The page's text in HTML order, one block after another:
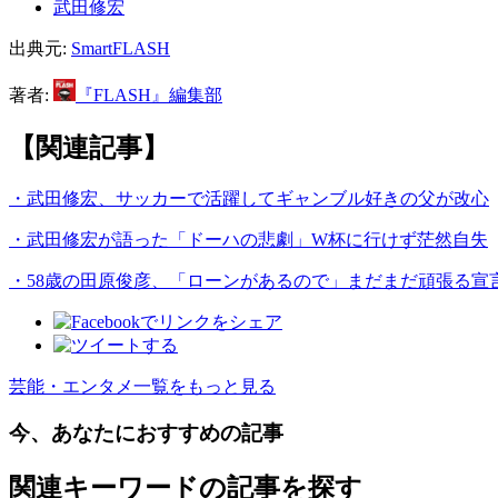
武田修宏
出典元: SmartFLASH
著者: 『FLASH』編集部
【関連記事】
・武田修宏、サッカーで活躍してギャンブル好きの父が改心
・武田修宏が語った「ドーハの悲劇」W杯に行けず茫然自失
・58歳の田原俊彦、「ローンがあるので」まだまだ頑張る宣
芸能・エンタメ一覧をもっと見る
今、あなたにおすすめの記事
関連キーワードの記事を探す